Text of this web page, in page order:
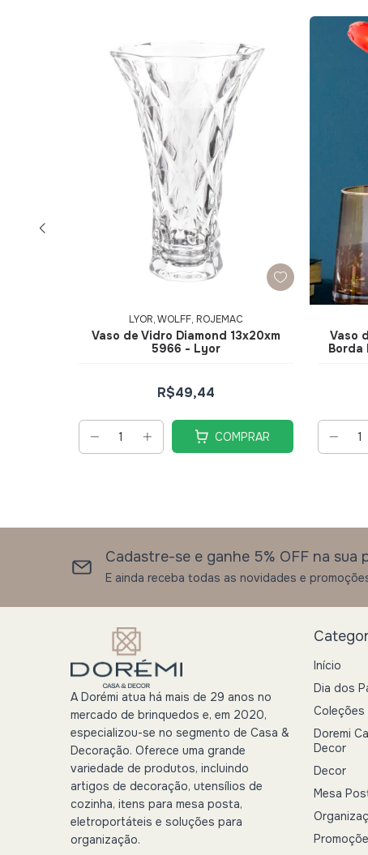
LYOR, WOLFF, ROJEMAC
Vaso de Vidro Diamond 13x20xm
5966 - Lyor
R$49,44
COMPRAR
Vaso
Cadastre-se e ganhe 5% OFF na sua
E ainda receba todas as novidades e
A Dorémi atua há mais de 29 anos no
mercado de brinquedos e, em 2020,
especializou-se no segmento de Casa &
Decoração. Oferece uma grande
variedade de produtos, incluindo
artigos de decoração, utensílios de
cozinha, itens para mesa posta,
eletroportáteis e soluções para
organização.
Início
Dia dos
Coleções
Doremi
Decor
Decor
Mesa